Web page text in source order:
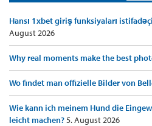
Hansı 1xbet giriş funksiyaları
August 2026
Why real moments make the best
Wo findet man offizielle Bilder von
Wie kann ich meinem Hund die
leicht machen?5. August 2026